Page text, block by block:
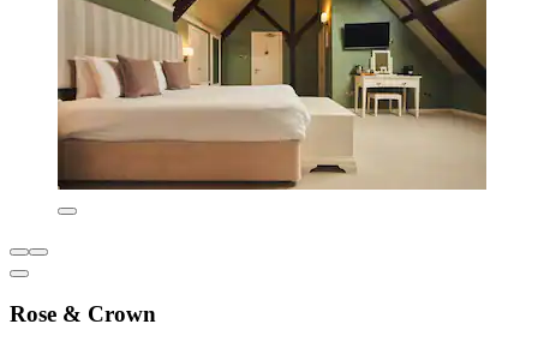
Rose & Crown